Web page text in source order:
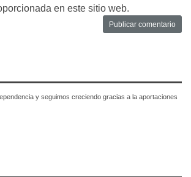
en este sitio web.
y seguimos creciendo gracias a la aportaciones